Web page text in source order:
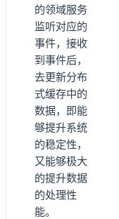
的领域服务
监听对应的
事件，接收
到事件后，
去更新分布
式缓存中的
数据，即能
够提升系统
的稳定性，
又能够极大
的提升数据
的处理性
能。